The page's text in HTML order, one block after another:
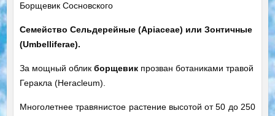
Борщевик Сосновского
Семейство Сельдерейные (Apiaceae) или Зонтичные
(Umbelliferae).
За мощный облик борщевикпрозван ботаниками травой
Геракла (Heracleum).
Многолетнее травянистое растение высотой от 50 до 250